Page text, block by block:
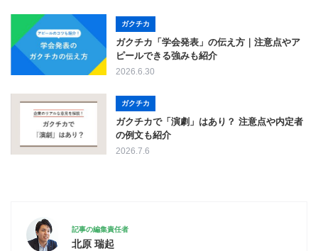
ガクチカ
ガクチカ「学会発表」の伝え方｜注意点やア
ピールできる強みも紹介
2026.6.30
ガクチカ
ガクチカで「演劇」はあり？ 注意点や内定者
の例文も紹介
2026.7.6
記事の編集責任者
北原 瑞起